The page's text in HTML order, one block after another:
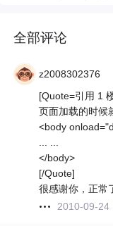
全部评论
z2008302376
[Quote=引用 1
页面加载的时候
<body
... ...
</body>
[/Quote]
很感谢你，正常
2010-09-24